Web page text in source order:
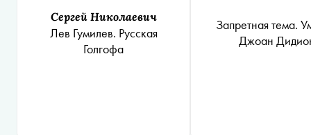
Сергей Николаевич
Лев Гумилев. Русская
Голгофа
Запретная тема.
Джоан